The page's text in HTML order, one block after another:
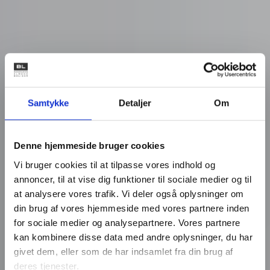
Samtykke Detaljer Om
Denne hjemmeside bruger cookies
Vi bruger cookies til at tilpasse vores indhold og
annoncer, til at vise dig funktioner til sociale medier og til
at analysere vores trafik. Vi deler også oplysninger om
din brug af vores hjemmeside med vores partnere inden
for sociale medier og analysepartnere. Vores partnere
kan kombinere disse data med andre oplysninger, du har
givet dem, eller som de har indsamlet fra din brug af
deres tjenester.